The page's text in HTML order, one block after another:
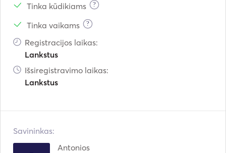
Tinka kūdikiams
?
Tinka vaikams ?
Registracijos laikas:
Lankstus
Išsiregistravimo laikas:
Lankstus
Savininkas:
Antonios